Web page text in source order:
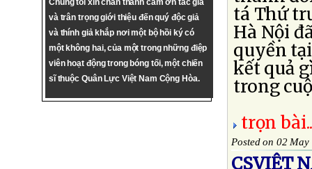
Chúng tôi xin chân thành cám ơn tác giả
và trân trọng giới thiệu đến quý độc giả
và thính giả khắp nơi một bộ hồi ký có
một không hai, của một trong những điệp
viên hoạt động trong bóng tối, một chiến
sĩ thuộc Quân Lực Việt Nam Cộng Hòa.
tá Thứ
Hà Nội
quyền
kết quả
trong
trọn
Posted on 02 May
CSVIỆT